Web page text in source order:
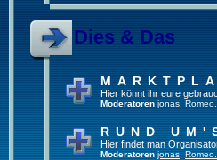
Dies & Das
Hier könnt ihr eure
Moderatoren jonas
RUND
Hier findet man
Moderatoren jonas